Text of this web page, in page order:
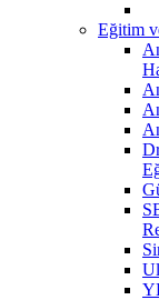
Eğitim